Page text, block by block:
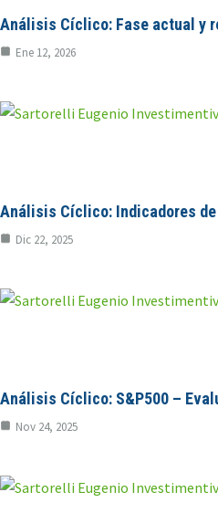
Análisis Cíclico: Fase actual y
Ene 12, 2026
Análisis Cíclico: Indicadores
Dic 22, 2025
Análisis Cíclico: S&P500 –
Nov 24, 2025